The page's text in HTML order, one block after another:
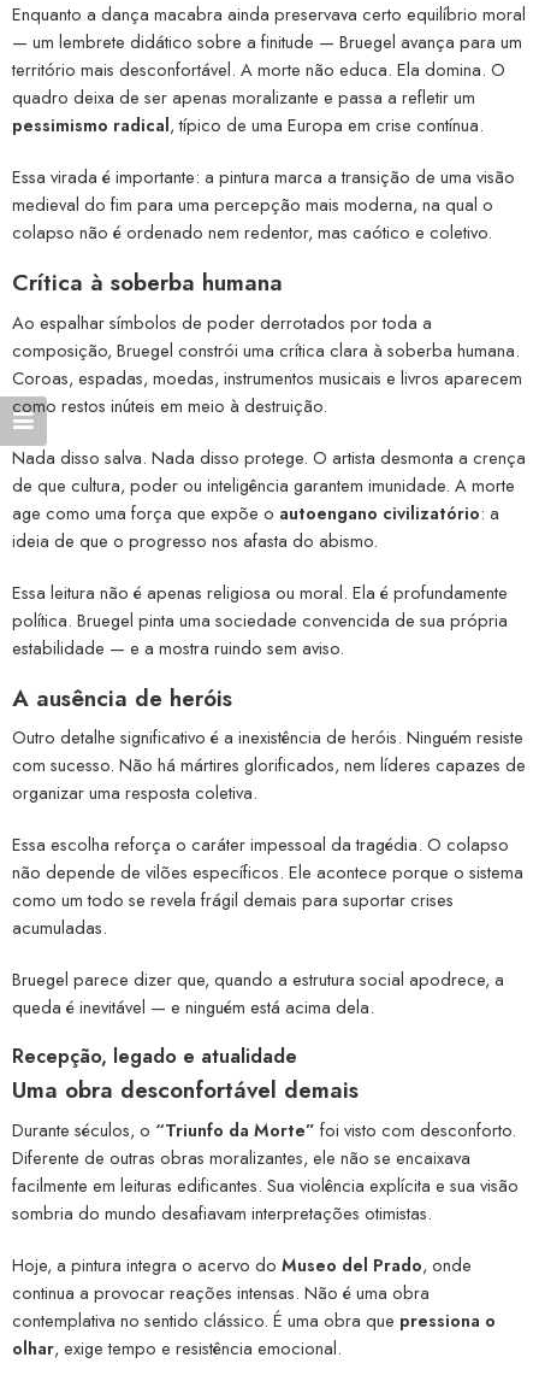
Enquanto a dança macabra ainda preservava certo equilíbrio moral
— um lembrete didático sobre a finitude — Bruegel avança para um
território mais desconfortável. A morte não educa. Ela domina. O
quadro deixa de ser apenas moralizante e passa a refletir um
pessimismo radical, típico de uma Europa em crise contínua.
Essa virada é importante: a pintura marca a transição de uma visão
medieval do fim para uma percepção mais moderna, na qual o
colapso não é ordenado nem redentor, mas caótico e coletivo.
Crítica à soberba humana
Ao espalhar símbolos de poder derrotados por toda a
composição, Bruegel constrói uma crítica clara à soberba humana.
Coroas, espadas, moedas, instrumentos musicais e livros aparecem
como restos inúteis em meio à destruição.
Nada disso salva. Nada disso protege. O artista desmonta a crença
de que cultura, poder ou inteligência garantem imunidade. A morte
age como uma força que expõe o autoengano civilizatório: a
ideia de que o progresso nos afasta do abismo.
Essa leitura não é apenas religiosa ou moral. Ela é profundamente
política. Bruegel pinta uma sociedade convencida de sua própria
estabilidade — e a mostra ruindo sem aviso.
A ausência de heróis
Outro detalhe significativo é a inexistência de heróis. Ninguém resiste
com sucesso. Não há mártires glorificados, nem líderes capazes de
organizar uma resposta coletiva.
Essa escolha reforça o caráter impessoal da tragédia. O colapso
não depende de vilões específicos. Ele acontece porque o sistema
como um todo se revela frágil demais para suportar crises
acumuladas.
Bruegel parece dizer que, quando a estrutura social apodrece, a
queda é inevitável — e ninguém está acima dela.
Recepção, legado e atualidade
Uma obra desconfortável demais
Durante séculos, o “Triunfo da Morte” foi visto com desconforto.
Diferente de outras obras moralizantes, ele não se encaixava
facilmente em leituras edificantes. Sua violência explícita e sua visão
sombria do mundo desafiavam interpretações otimistas.
Hoje, a pintura integra o acervo do Museo del Prado, onde
continua a provocar reações intensas. Não é uma obra
contemplativa no sentido clássico. É uma obra que pressiona o
olhar, exige tempo e resistência emocional.